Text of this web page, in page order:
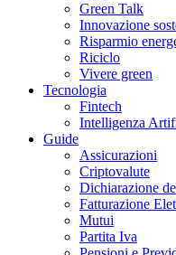
Green Talk
Innovazione
Risparmio
Riciclo
Vivere green
Tecnologia
Fintech
Intelligenza
Guide
Assicurazioni
Criptovalute
Dichiarazione
Fatturazione
Mutui
Partita Iva